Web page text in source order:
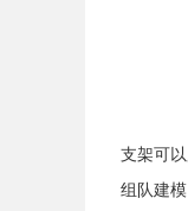
支架可以
组队建